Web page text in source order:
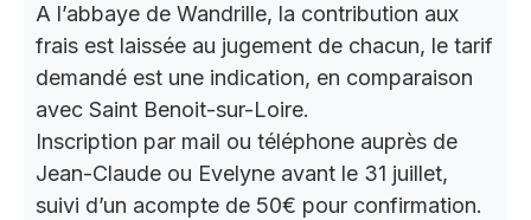
A l’abbaye de Wandrille, la contribution aux
frais est laissée au jugement de chacun, le tarif
demandé est une indication, en comparaison
avec Saint Benoit-sur-Loire.
Inscription par mail ou téléphone auprès de
Jean-Claude ou Evelyne avant le 31 juillet,
suivi d’un acompte de 50€ pour confirmation.